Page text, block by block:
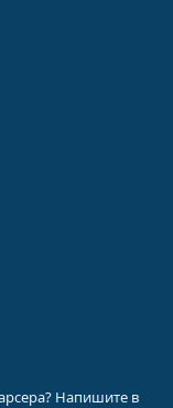
Напишите в